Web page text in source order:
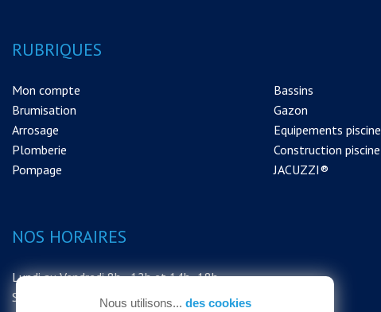
RUBRIQUES
Mon compte
Brumisation
Arrosage
Plomberie
Pompage
Bassins
Gazon
Equipements piscine
Construction piscine
JACUZZI®
NOS HORAIRES
Lundi au Vendredi 8h - 12h et 14h -18h
Samedi 8h - 12h
Nous utilisons... des cookies